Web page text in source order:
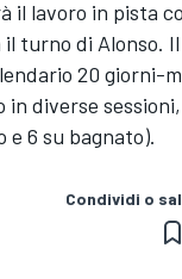
il lavoro in pista
il turno di Alonso.
20 giorni-
diverse
e 6 su bagnato).
Condividi o